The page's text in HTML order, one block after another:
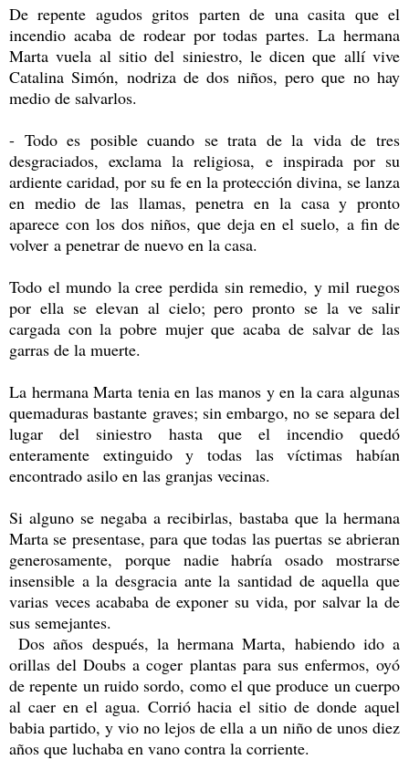
De repente agudos gritos parten de una casita que el
incendio acaba de rodear por todas partes. La hermana
Marta vuela al sitio del siniestro, le dicen que allí vive
Catalina Simón, nodriza de dos niños, pero que no hay
medio de salvarlos.
- Todo es posible cuando se trata de la vida de tres
desgraciados, exclama la religiosa, e inspirada por su
ardiente caridad, por su fe en la protección divina, se lanza
en medio de las llamas, penetra en la casa y pronto
aparece con los dos niños, que deja en el suelo, a fin de
volver a penetrar de nuevo en la casa.
Todo el mundo la cree perdida sin remedio, y mil ruegos
por ella se elevan al cielo; pero pronto se la ve salir
cargada con la pobre mujer que acaba de salvar de las
garras de la muerte.
La hermana Marta tenia en las manos y en la cara algunas
quemaduras bastante graves; sin embargo, no se separa del
lugar del siniestro hasta que el incendio quedó
enteramente extinguido y todas las víctimas habían
encontrado asilo en las granjas vecinas.
Si alguno se negaba a recibirlas, bastaba que la hermana
Marta se presentase, para que todas las puertas se abrieran
generosamente, porque nadie habría osado mostrarse
insensible a la desgracia ante la santidad de aquella que
varias veces acababa de exponer su vida, por salvar la de
sus semejantes.
Dos años después, la hermana Marta, habiendo ido a
orillas del Doubs a coger plantas para sus enfermos, oyó
de repente un ruido sordo, como el que produce un cuerpo
al caer en el agua. Corrió hacia el sitio de donde aquel
babia partido, y vio no lejos de ella a un niño de unos diez
años que luchaba en vano contra la corriente.